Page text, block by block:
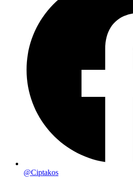
@Ciptakos